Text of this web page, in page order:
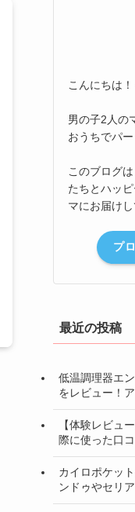
こんにちは
男の子2人の
おうちでパ
このブログ
たちとハッ
マにお届けし
プ
最近の投稿
低温調理器エ
をレビュー！
【体験レビュ
際に使った口コ
カイロポケッ
ンドゥやセリ